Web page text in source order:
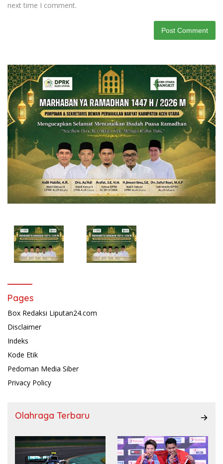
next time I comment.
Pages
Box Redaksi Liputan24.com
Disclaimer
Indeks
Kode Etik
Pedoman Media Siber
Privacy Policy
Olahraga Terbaru